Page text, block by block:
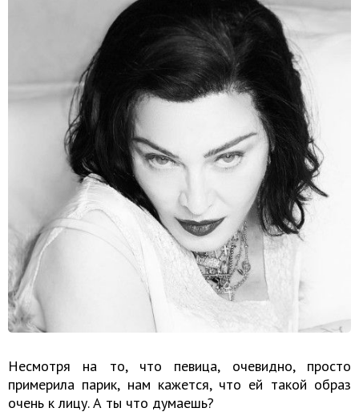
Несмотря на то, что певица, очевидно, просто
примерила парик, нам кажется, что ей такой образ
очень к лицу. А ты что думаешь?